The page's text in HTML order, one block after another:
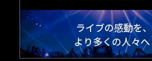
ライブの感動を、
より多くの人々へ